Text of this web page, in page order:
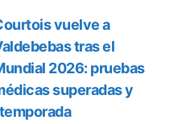
vuelve a
tras el
2026: pruebas
superadas y